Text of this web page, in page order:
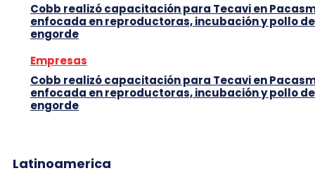
Cobb realizó capacitación para Tecavi en
enfocada en reproductoras, incubación y pollo de
engorde
Empresas
Cobb realizó capacitación para Tecavi en
enfocada en reproductoras, incubación y pollo de
engorde
Latinoamerica